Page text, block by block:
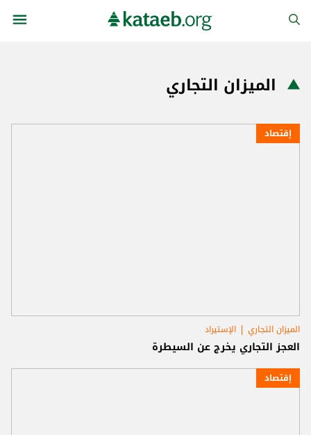
الميزان التجاري
إقتصاد
الميزان التجاري الإستيراد
العجز التجاري يخرج عن السيطرة
إقتصاد